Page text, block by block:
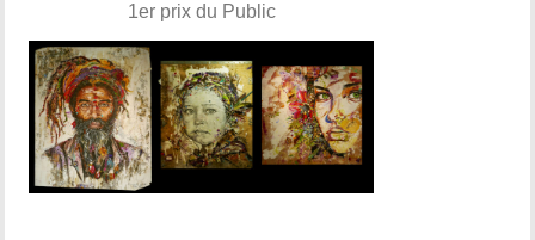
1er prix du Public